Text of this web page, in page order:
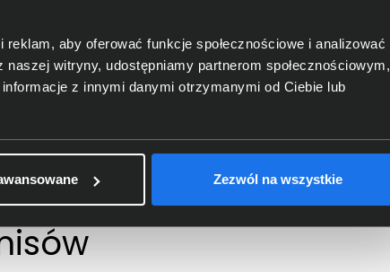
aby oferować funkcje społecznościowe i analizować
witryny, udostępniamy partnerom społecznościowym,
z innymi danymi otrzymanymi od Ciebie lub
Zezwól na wszystkie